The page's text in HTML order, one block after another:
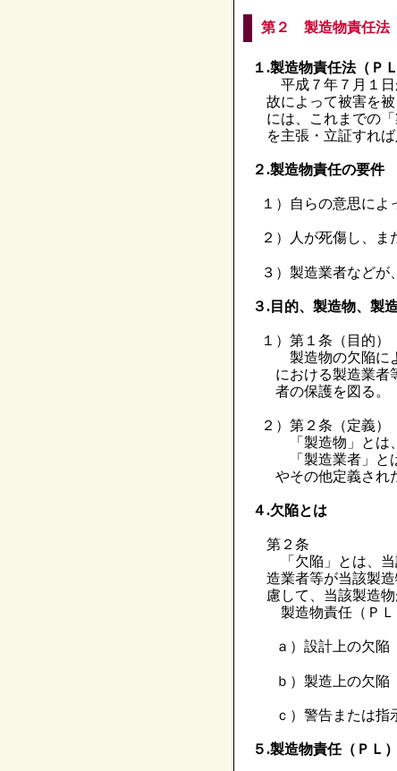
第２ 製造物責任法
１.製造物責任法（ＰＬ
平成７年７月１日
故によって被害を
には、これまでの
を主張・立証すれ
２.製造物責任の要件
１）自らの意思によ
２）人が死傷し、ま
３）製造業者など
３.目的、製造物、製
１）第１条（目的）
製造物の欠陥に
における製造業者
者の保護を図る。
２）第２条（定義）
「製造物」とは
「製造業者」と
やその他定義され
４.欠陥とは
第２条
「欠陥」とは、当
造業者等が当該製
慮して、当該製造
製造物責任（ＰＬ
ａ）設計上の欠陥
ｂ）製造上の欠陥
ｃ）警告または指
５.製造物責任（ＰＬ）